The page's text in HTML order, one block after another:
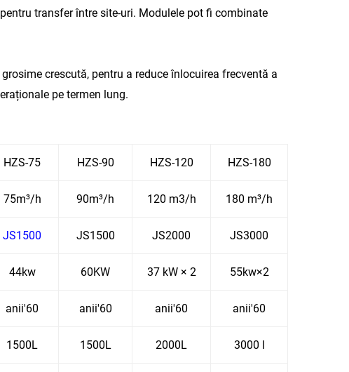
transfer între site-uri. Modulele pot fi combinate
crescută, pentru a reduce înlocuirea frecventă a
pe termen lung.
HZS-75 HZS-90 HZS-120 HZS-180
75m³/h 90m³/h 120 m3/h 180 m³/h
JS1500 JS1500 JS2000 JS3000
44kw 60KW 37 kW × 2 55kw×2
anii'60 anii'60 anii'60 anii'60
1500L 1500L 2000L 3000 l